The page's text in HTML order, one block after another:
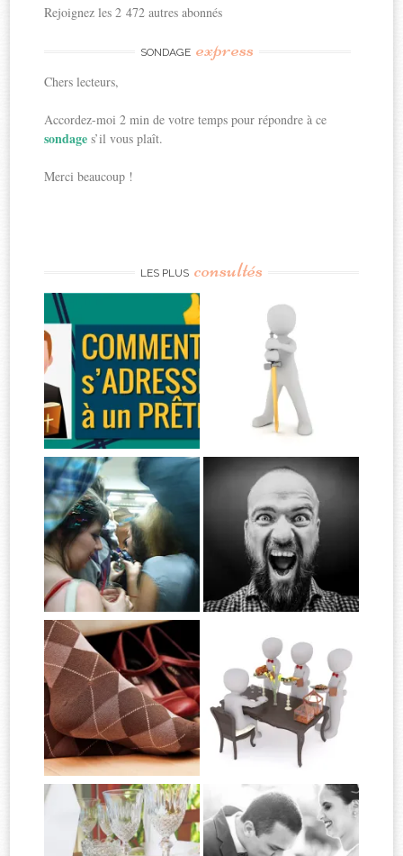
Rejoignez les 2 472 autres abonnés
SONDAGE express
Chers lecteurs,
Accordez-moi 2 min de votre temps pour répondre à ce
sondages’il vous plaît.
Merci beaucoup !
LES PLUS consultés